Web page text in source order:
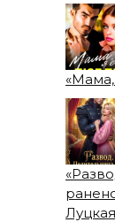
Луцкая